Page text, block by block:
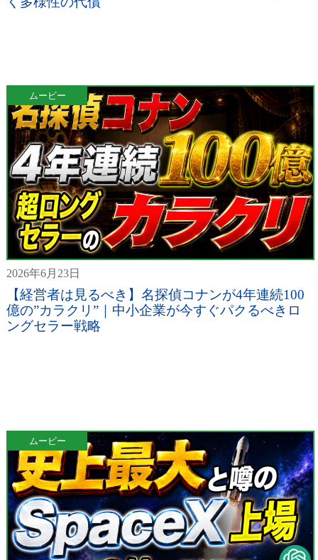
ムービー
2026年6月23日
【経営者は見るべき】名探偵コナンが4年連続100
億の”カラクリ”｜中小企業が今すぐパクるべきロ
ングセラー戦略
ムービー